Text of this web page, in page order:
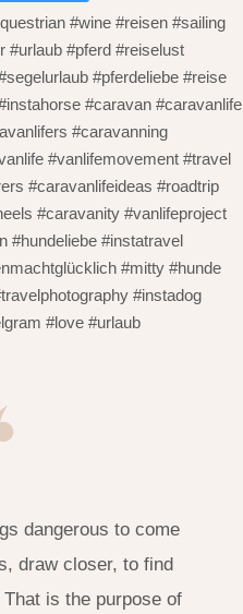
#wine #reisen #sailing
#urlaub #pferd #reiselust
#pferdeliebe #reise
#caravan #caravanlife
#caravanning
#vanlifemovement #travel
#caravanlifeideas #roadtrip
#caravanity #vanlifeproject
#hundeliebe #instatravel
#mitty #hunde
#instadog
#love #urlaub
dangerous to come
draw closer, to find
is the purpose of